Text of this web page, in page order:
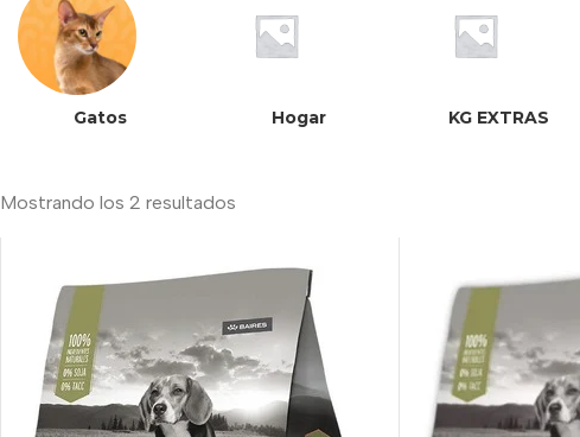
Gatos Hogar KG EXTRAS
Mostrando los 2 resultados